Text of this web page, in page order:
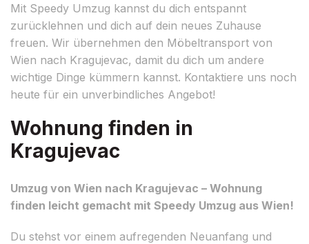
Mit Speedy Umzug kannst du dich entspannt
zurücklehnen und dich auf dein neues Zuhause
freuen. Wir übernehmen den Möbeltransport von
Wien nach Kragujevac, damit du dich um andere
wichtige Dinge kümmern kannst. Kontaktiere uns noch
heute für ein unverbindliches Angebot!
Wohnung finden in
Kragujevac
Umzug von Wien nach Kragujevac – Wohnung
finden leicht gemacht mit Speedy Umzug aus Wien!
Du stehst vor einem aufregenden Neuanfang und